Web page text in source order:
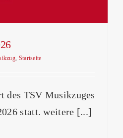
Startseite
des TSV Musikzuges
statt. weitere [...]